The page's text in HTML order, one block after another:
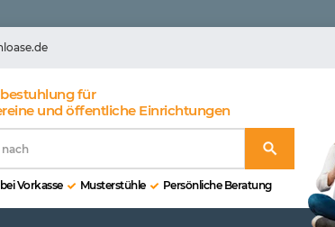
für
und öffentliche Einrichtungen
Vorkasse Musterstühle Persönliche Beratung